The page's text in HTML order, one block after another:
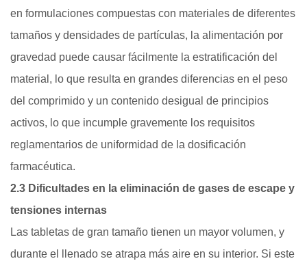
en formulaciones compuestas con materiales de diferentes
tamaños y densidades de partículas, la alimentación por
gravedad puede causar fácilmente la estratificación del
material, lo que resulta en grandes diferencias en el peso
del comprimido y un contenido desigual de principios
activos, lo que incumple gravemente los requisitos
reglamentarios de uniformidad de la dosificación
farmacéutica.
2.3 Dificultades en la eliminación de gases de escape y
tensiones internas
Las tabletas de gran tamaño tienen un mayor volumen, y
durante el llenado se atrapa más aire en su interior. Si este